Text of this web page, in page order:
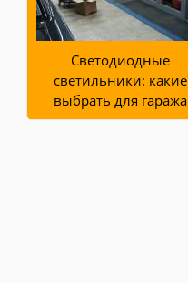
Светодиодные
светильники: какие
выбрать для гаража